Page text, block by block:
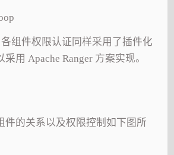
各组件权限认证同样采用了插件化
用 Apache Ranger 方案实现。
件的关系以及权限控制如下图所